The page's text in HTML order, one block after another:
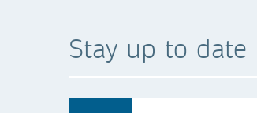
Stay up to date